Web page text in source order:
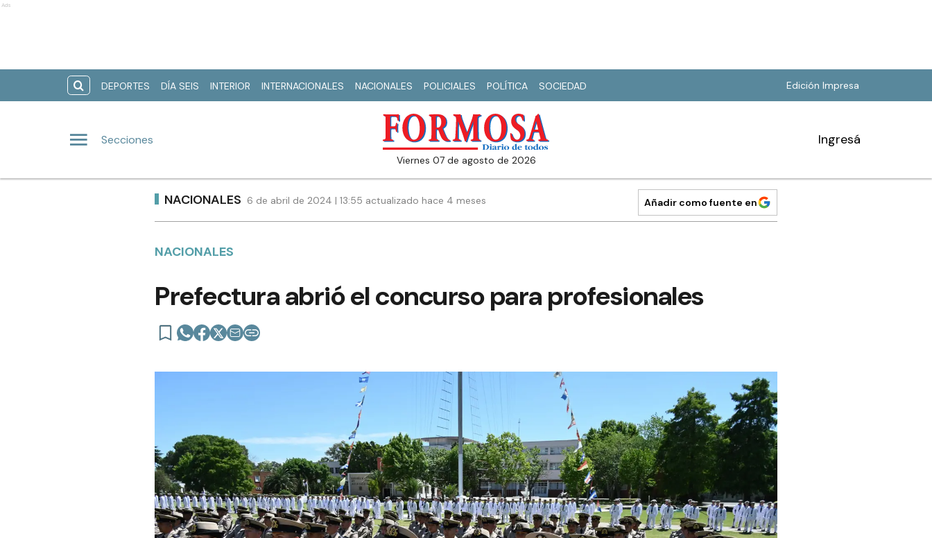
Ads
DEPORTES DÍA SEIS INTERIOR INTERNACIONALES NACIONALES POLICIALES POLÍTICA SOCIEDAD Edición Impresa
Secciones
viernes 07 de agosto de 2026
Ingresá
NACIONALES 6 de abril de 2024 | 13:55 actualizado hace 4 meses Añadir como fuente en
NACIONALES
Prefectura abrió el concurso para profesionales